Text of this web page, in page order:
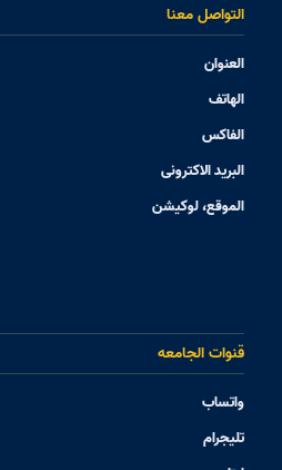
التواصل معنا
العنوان
الهاتف
الفاکس
البرید الاکترونی
الموقع، لوکیشن
قنوات الجامعه
واتساب
تلیجرام